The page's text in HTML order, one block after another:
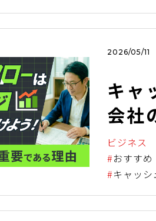
2026/05/11
キャ
会社
い分
いて
書が
ビジネス
おすすめ
キャッシ